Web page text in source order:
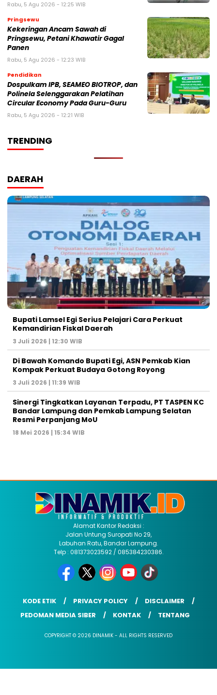
Rabu, 5 Agu 2026 - 12:25 WIB
Pringsewu
Kekeringan Ancam Sawah di
Pringsewu, Petani Khawatir Gagal
Panen
Rabu, 5 Agu 2026 - 12:23 WIB
Pendidikan
Dospulkam IPB, SEAMEO BIOTROP, dan
Polinela Selenggarakan Pelatihan
Circular Economy Pada Guru-Guru
Rabu, 5 Agu 2026 - 12:21 WIB
TRENDING
DAERAH
Bupati Lamsel Egi Serius Pelajari Cara Perkuat
Kemandirian Fiskal Daerah
3 Juli 2026 | 12:30 WIB
Di Bawah Komando Bupati Egi, ASN Pemkab Kian
Kompak Perkuat Budaya Gotong Royong
3 Juli 2026 | 11:39 WIB
Sinergi Tingkatkan Layanan Terpadu, PT TASPEN KC
Bandar Lampung dan Pemkab Lampung Selatan
Resmi Perpanjang MoU
18 Mei 2026 | 15:34 WIB
Alamat Kantor Redaksi :
Jalan Untung Suropati No 29,
Labuhan Ratu, Bandar Lampung.
Telp : 081373023592 / 085384230386.
KODE ETIK PRIVACY POLICY
DISCLAIMER
PEDOMAN MEDIA SIBER
KONTAK TENTANG
COPYRIGHT © 2026 DINAMIK - ALL RIGHTS RESERVED